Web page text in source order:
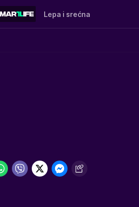
Lepa i srećna